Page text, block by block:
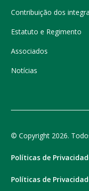
Contribuição dos
Estatuto e Regimento
Associados
Notícias
© Copyright 2026.
Políticas de
Políticas de